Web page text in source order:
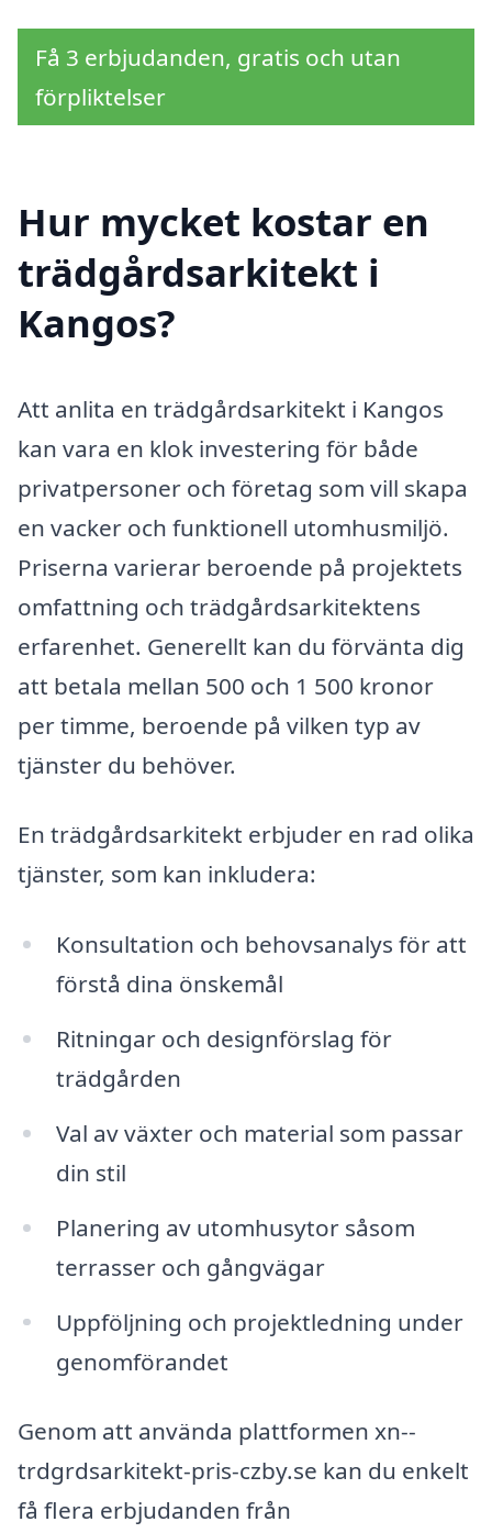
Få 3 erbjudanden, gratis och utan
förpliktelser
Hur mycket kostar en
trädgårdsarkitekt i
Kangos?
Att anlita en trädgårdsarkitekt i Kangos
kan vara en klok investering för både
privatpersoner och företag som vill skapa
en vacker och funktionell utomhusmiljö.
Priserna varierar beroende på projektets
omfattning och trädgårdsarkitektens
erfarenhet. Generellt kan du förvänta dig
att betala mellan 500 och 1 500 kronor
per timme, beroende på vilken typ av
tjänster du behöver.
En trädgårdsarkitekt erbjuder en rad olika
tjänster, som kan inkludera:
Konsultation och behovsanalys för att
förstå dina önskemål
Ritningar och designförslag för
trädgården
Val av växter och material som passar
din stil
Planering av utomhusytor såsom
terrasser och gångvägar
Uppföljning och projektledning under
genomförandet
Genom att använda plattformen xn--
trdgrdsarkitekt-pris-czby.se kan du enkelt
få flera erbjudanden från